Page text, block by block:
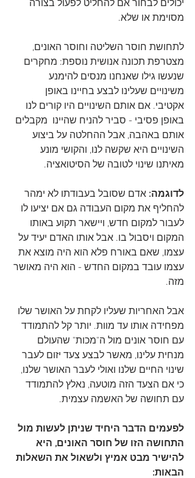
יכולים לבחור אם להחליט לפעול בצורה
מסוימת או שלא.
לתחושת חוסר השליטה וחוסר האונים,
מצטרפת תכונה אנושית נוספת: מחקרים
שנעשו גילו שאנחנו מנסים להימנע
משינויים שעלינו לבצע בחיינו באופן
אקטיבי. אם אותם השינויים היו קורים לנו
באופן פסיבי - סביר להניח שהיינו  מקבלים
אותם באהבה, אבל ההחלטה על ביצוע
השינויים היא שקשה לנו, והקושי מונע
מאיתנו שינוי לטובה של הסיטואציה.
לדוגמה: אדם שסובל בעבודתו לא ימהר
להחליף את מקום העבודה גם אם יציעו לו
לעבור למקום חדש, ויישאר תקוע באותו
המקום ויסבול בו. אבל אותו האדם יעיד על
עצמו, שאם באורח פלא הוא היה מוצא את
עצמו עובד במקום החדש - הוא היה מאושר
מזה.
אבל האחריות שעליו לקחת על האושר שלו
מפחידה אותו עד מוות. יותר קל להתמודד
עם חוסר אונים מול ה"מכות" שהעולם
מנחית עלינו, מאשר לבצע צעד יזום לעבר
שינוי החיים שלנו ואולי לעבר האושר שלנו,
כי אם הצעד הזה מוטעה, נאלץ להתמודד
עם תחושה של האשמה עצמית.
לפעמים הדבר היחיד שניתן לעשות מול
התחושה הזו של חוסר האונים, היא
להישיר מבט אמיץ ולשאול את השאלות
הבאות: